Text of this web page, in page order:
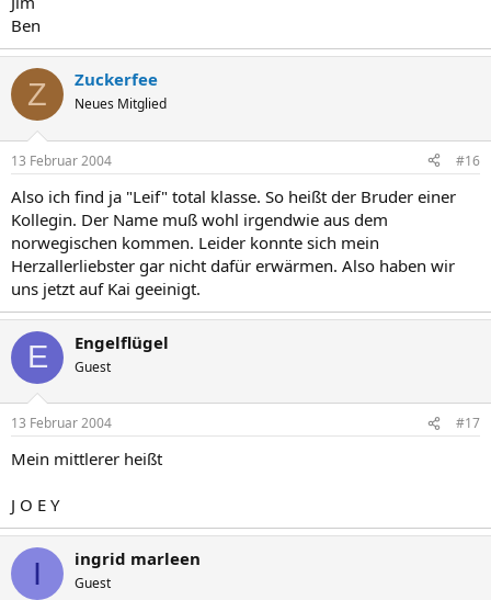
Ben
Z Zuckerfee
Neues Mitglied
13 Februar 2004 #16
Also ich find ja "Leif" total klasse. So heißt der Bruder einer
Kollegin. Der Name muß wohl irgendwie aus dem
norwegischen kommen. Leider konnte sich mein
Herzallerliebster gar nicht dafür erwärmen. Also haben wir
uns jetzt auf Kai geeinigt.
E Engelflügel
Guest
13 Februar 2004 #17
Mein mittlerer heißt
J O E Y
I ingrid marleen
Guest